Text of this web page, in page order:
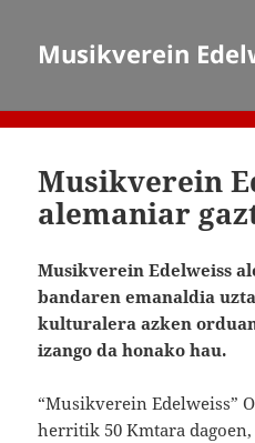
Musikverein
Musikverein
alemaniar
Musikverein Edelweiss
bandaren emanaldia
kulturalera azken
izango da honako hau.
“Musikverein Edelweiss”
herritik 50 Kmtara